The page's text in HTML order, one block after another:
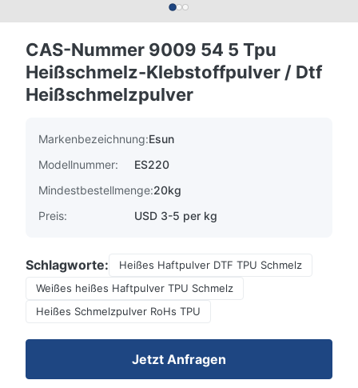
CAS-Nummer 9009 54 5 Tpu
Heißschmelz-Klebstoffpulver / Dtf
Heißschmelzpulver
Markenbezeichnung:Esun
Modellnummer:
ES220
Mindestbestellmenge:20kg
Preis:
USD 3-5 per kg
Schlagworte:
Heißes Haftpulver DTF TPU Schmelz
Weißes heißes Haftpulver TPU Schmelz
Heißes Schmelzpulver RoHs TPU
Jetzt Anfragen